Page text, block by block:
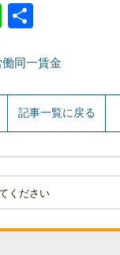
Line
同一賃金
記事一覧に戻る